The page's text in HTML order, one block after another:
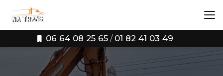
contenu
principal
06 64 08 25 65 / 01 82 41 03 49